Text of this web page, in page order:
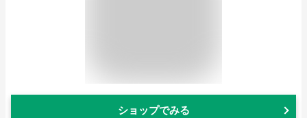
ショップでみる